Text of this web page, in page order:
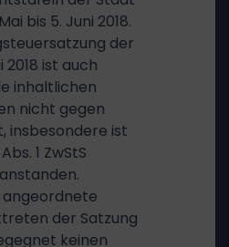
bis 5. Juni 2018.
der
2018 ist auch
inhaltlichen
nicht gegen
insbesondere ist
1 ZwStS
angeordnete
der Satzung
keinen